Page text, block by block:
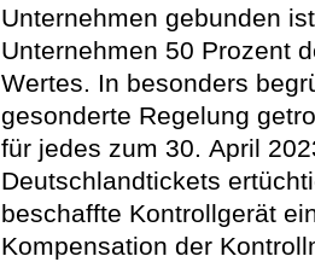
Unternehmen gebunden
Unternehmen 50 Prozent
Wertes. In besonders
gesonderte Regelung
für jedes zum 30. April
Deutschlandtickets
beschaffte Kontrollgerät
Kompensation der